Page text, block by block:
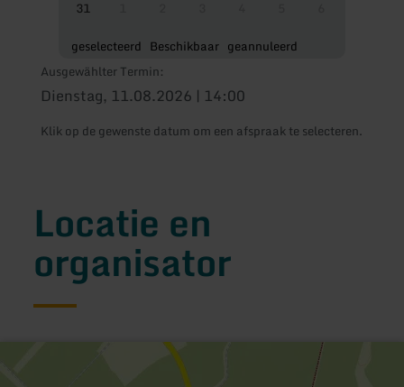
31
geselecteerd Beschikbaar geannuleerd
Ausgewählter Termin:
Dienstag, 11.08.2026 | 14:00
Klik op de gewenste datum om een afspraak te selecteren.
Locatie en
organisator